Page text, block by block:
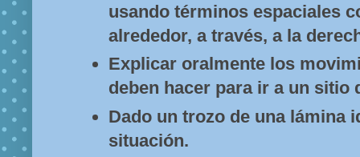
usando términos espaciales
alrededor, a través, a la
Explicar oralmente los
deben hacer para ir a un sitio
Dado un trozo de una lámina
situación.